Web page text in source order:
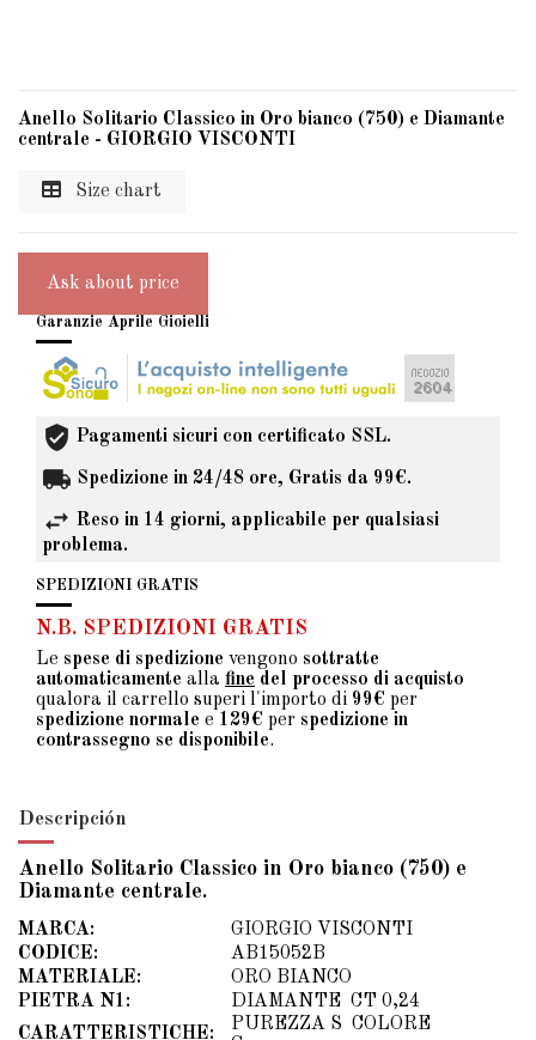
Anello Solitario Classico in Oro bianco (750) e Diamante
centrale - GIORGIO VISCONTI
Size chart
Ask about price
Garanzie Aprile Gioielli
Pagamenti sicuri con certificato SSL.
Spedizione in 24/48 ore, Gratis da 99€.
Reso in 14 giorni, applicabile per qualsiasi
problema.
SPEDIZIONI GRATIS
N.B. SPEDIZIONI GRATIS
Le spese di spedizione vengono sottratte
automaticamente alla fine del processo di acquisto
qualora il carrello superi l'importo di 99€ per
spedizione normale e 129€ per spedizione in
contrassegno se disponibile.
Descripción
Anello Solitario Classico in Oro bianco (750) e
Diamante centrale.
MARCA:
GIORGIO VISCONTI
CODICE:
AB15052B
MATERIALE:
ORO BIANCO
PIETRA N1:
DIAMANTE CT 0,24
CARATTERISTICHE:
PUREZZA S COLORE